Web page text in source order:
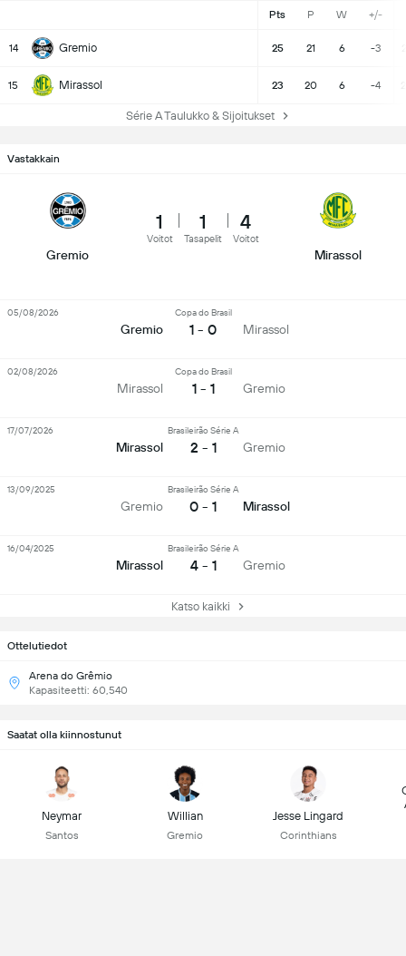
Pts P W +/-
14 Gremio 25 21 6 -3
15 Mirassol 23 20 6 -4
Série A Taulukko & Sijoitukset
Ottelutiedot
Arena do Grêmio
Kapasiteetti: 60,540
Vastakkain
Gremio
1
Voitot
1
Tasapelit
4
Voitot
Mirassol
Gremio
Copa do Brasil
1 - 0 Mirassol
05/08/2026
Mirassol
Copa do Brasil
1 - 1 Gremio
02/08/2026
Mirassol
Brasileirão Série A
2 - 1 Gremio
17/07/2026
Gremio
Brasileirão Série A
0 - 1 Mirassol
13/09/2025
Mirassol
Brasileirão Série A
4 - 1 Gremio
16/04/2025
Katso kaikki
Saatat olla kiinnostunut
Neymar
Santos
Willian
Gremio
Jesse Lingard
Corinthians